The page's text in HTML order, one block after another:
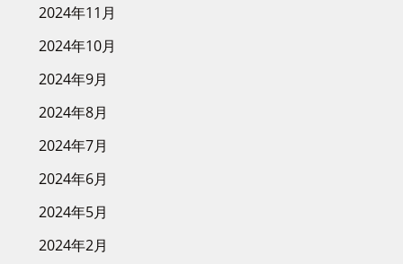
2024年11月
2024年10月
2024年9月
2024年8月
2024年7月
2024年6月
2024年5月
2024年2月